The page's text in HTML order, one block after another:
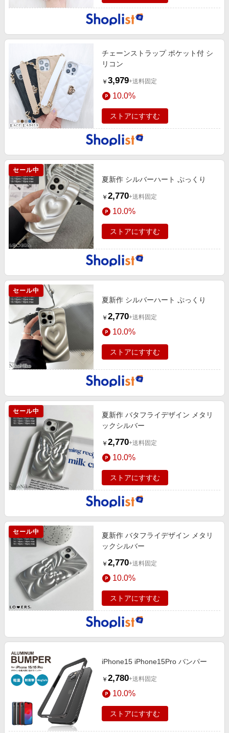
チェーンストラップ ポケット付 シ
リコン
￥ 3,979+送料固定
10.0%
ストアにすすむ
セール中
夏新作 シルバーハート ぷっくり
￥ 2,770+送料固定
10.0%
ストアにすすむ
セール中
夏新作 シルバーハート ぷっくり
￥ 2,770+送料固定
10.0%
ストアにすすむ
セール中
夏新作 バタフライデザイン メタリ
ックシルバー
￥ 2,770+送料固定
10.0%
ストアにすすむ
セール中
夏新作 バタフライデザイン メタリ
ックシルバー
￥ 2,770+送料固定
10.0%
ストアにすすむ
iPhone15 iPhone15Pro バンパー
￥ 2,780+送料固定
10.0%
ストアにすすむ